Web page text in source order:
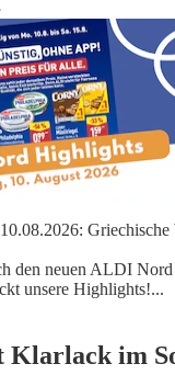
Griechische
den neuen ALDI
unsere Highlights!...
Klarlack im